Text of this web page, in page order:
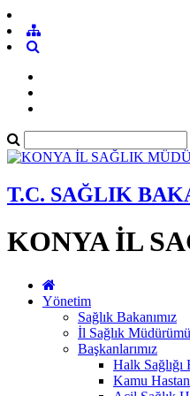
T.C. SAĞLIK
KONYA İL
Yönetim
Sağlık Bakanımız
İl Sağlık
Başkanlarımız
Halk Sağlığı
Kamu